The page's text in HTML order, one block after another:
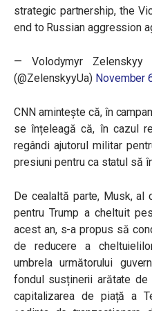
strategic partnership, the
end to Russian aggression
— Volodymyr Zelenskyy
(@ZelenskyyUa) November
CNN amintește că, în
se înțeleagă că, în cazul
regândi ajutorul militar
presiuni pentru ca statul să
De cealaltă parte, Musk,
pentru Trump a cheltuit
acest an, s-a propus să
de reducere a
umbrela următorului
fondul susținerii arătate de
capitalizarea de piață a